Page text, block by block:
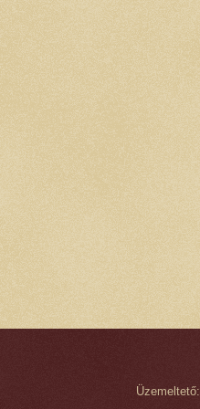
Üzemeltető: